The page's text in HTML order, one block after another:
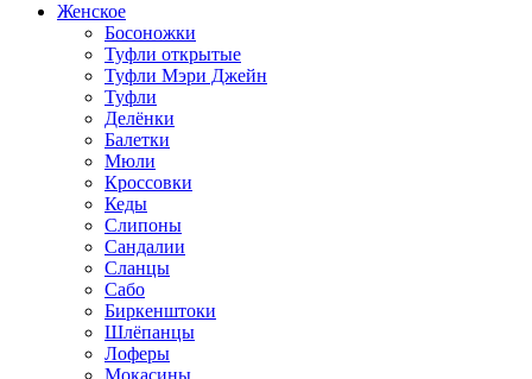
Женское
Босоножки
Туфли открытые
Туфли Мэри Джейн
Туфли
Делёнки
Балетки
Мюли
Кроссовки
Кеды
Слипоны
Сандалии
Сланцы
Сабо
Биркенштоки
Шлёпанцы
Лоферы